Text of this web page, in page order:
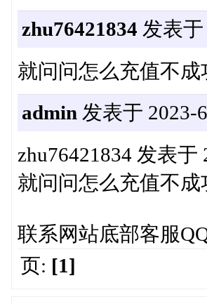
zhu76421834 发表于
就问问怎么充值不成
admin 发表于 2023-
zhu76421834 发表于
就问问怎么充值不成
联系网站底部客服
页: [1]